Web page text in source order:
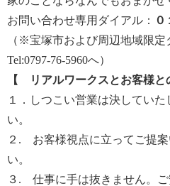
お問い合わせ専用ダイアル： ０
（※宝塚市および周辺地域限
Tel:0797-76-5960へ）
【 リアルワークスとお客様と
１．しつこい営業は決してい
い。
２. お客様視点に立ってご提
い。
３. 仕事に手は抜きません。ご